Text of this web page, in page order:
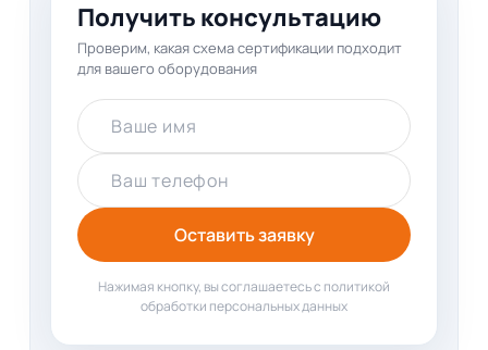
Получить консультацию
Проверим, какая схема сертификации подходит
для вашего оборудования
Ваше имя
Ваш телефон
Оставить заявку
Нажимая кнопку, вы соглашаетесь с политикой
обработки персональных данных